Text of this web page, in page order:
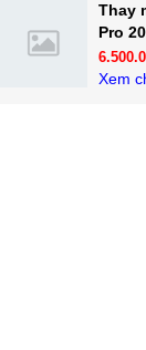
Thay
Pro
Xem